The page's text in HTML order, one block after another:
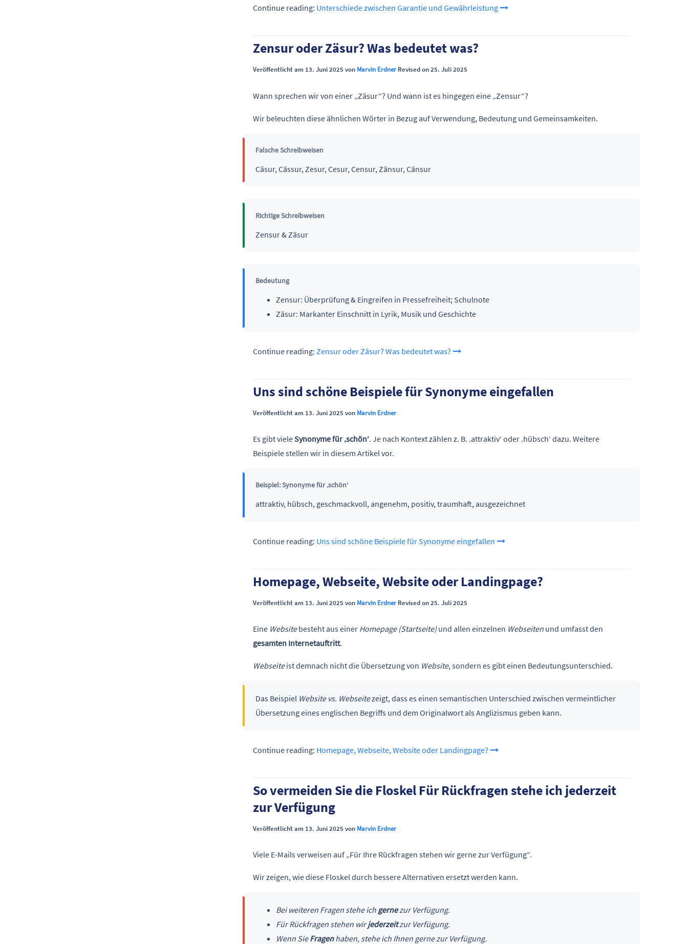
Continue reading: Unterschiede zwischen Garantie und Gewährleistung
Zensur oder Zäsur? Was bedeutet was?
Veröffentlicht am 13. Juni 2025 von Marvin Erdner Revised on 25. Juli 2025
Wann sprechen wir von einer „Zäsur“? Und wann ist es hingegen eine „Zensur“?
Wir beleuchten diese ähnlichen Wörter in Bezug auf Verwendung, Bedeutung und Gemeinsamkeiten.
Falsche Schreibweisen
Cäsur, Cässur, Zesur, Cesur, Censur, Zänsur, Cänsur
Richtige Schreibweisen
Zensur & Zäsur
Bedeutung
Zensur: Überprüfung & Eingreifen in Pressefreiheit; Schulnote
Zäsur: Markanter Einschnitt in Lyrik, Musik und Geschichte
Continue reading: Zensur oder Zäsur? Was bedeutet was?
Uns sind schöne Beispiele für Synonyme eingefallen
Veröffentlicht am 13. Juni 2025 von Marvin Erdner
Es gibt vieleSynonyme für ‚schön‘. Je nach Kontext zählen z. B. ‚attraktiv‘ oder ‚hübsch‘ dazu. Weitere
Beispiele stellen wir in diesem Artikel vor.
Beispiel: Synonyme für ‚schön‘
attraktiv, hübsch, geschmackvoll, angenehm, positiv, traumhaft, ausgezeichnet
Continue reading: Uns sind schöne Beispiele für Synonyme eingefallen
Homepage, Webseite, Website oder Landingpage?
Veröffentlicht am 13. Juni 2025 von Marvin Erdner Revised on 25. Juli 2025
Eine Websitebesteht aus einer Homepage (Startseite) und allen einzelnen Webseiten und umfasst den
gesamten Internetauftritt.
Webseiteist demnach nicht die Übersetzung von Website, sondern es gibt einen Bedeutungsunterschied.
Das Beispiel Website vs. Webseitezeigt, dass es einen semantischen Unterschied zwischen vermeintlicher
Übersetzung eines englischen Begriffs und dem Originalwort als Anglizismus geben kann.
Continue reading: Homepage, Webseite, Website oder Landingpage?
So vermeiden Sie die Floskel Für Rückfragen stehe ich jederzeit
zur Verfügung
Veröffentlicht am 13. Juni 2025 von Marvin Erdner
Viele E-Mails verweisen auf „Für Ihre Rückfragen stehen wir gerne zur Verfügung“.
Wir zeigen, wie diese Floskel durch bessere Alternativen ersetzt werden kann.
Bei weiteren Fragen stehe ich gernezur Verfügung.
Für Rückfragen stehen wirjederzeitzur Verfügung.
Wenn SieFragenhaben, stehe ich Ihnen gerne zur Verfügung.